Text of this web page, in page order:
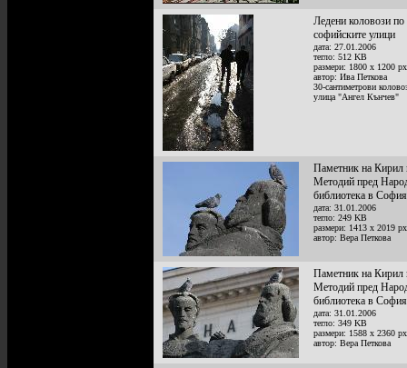
Ледени коловози по
софийските улици
дата: 27.01.2006
тегло: 512 KB
размери: 1800 x 1200
автор: Ива Петкова
30-сантиметрови
улица "Ангел Кънчев"
Паметник на Кирил
Методий пред
библиотека в София
дата: 31.01.2006
тегло: 249 KB
размери: 1413 x 2019
автор: Вера Петкова
Паметник на Кирил
Методий пред
библиотека в София
дата: 31.01.2006
тегло: 349 KB
размери: 1588 x 2360
автор: Вера Петкова